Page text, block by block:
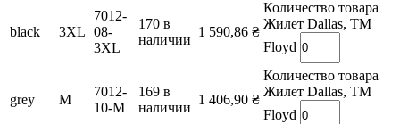
black 3XL
7012-
08-
3XL
170 в
наличии
1 590,86 ₴
Количество товара
Жилет Dallas, TM
Floyd
grey M
7012-
10-M
169 в
наличии
1 406,90 ₴
Количество товара
Жилет Dallas, TM
Floyd